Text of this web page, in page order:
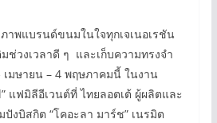
าพแบรนด์ขนมในใจทุกเจเนอเรชัน
ช่วงเวลาดี ๆ และเก็บความทรงจำ
เมษายน – 4 พฤษภาคมนี้ ในงาน
แฟมิลีอีเวนต์ที่ ไทยลอตเต้ ผู้ผลิตและ
บิสกิต “โคอะลา มาร์ช” เนรมิต